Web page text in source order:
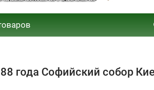
года Софийский собор